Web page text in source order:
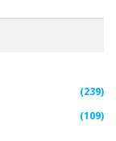
(239)
(109)